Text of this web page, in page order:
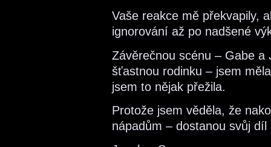
Vaše reakce mě překvapily,
ignorování až po nadšené
Závěrečnou scénu – Gabe
šťastnou rodinku – jsem
jsem to nějak přežila.
Protože jsem věděla, že
nápadům – dostanou svůj